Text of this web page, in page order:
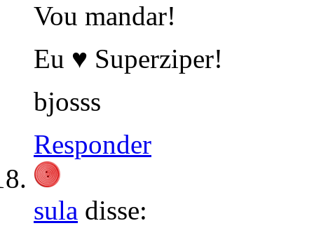
Vou mandar!
Eu ♥ Superziper!
bjosss
Responder
sula disse: